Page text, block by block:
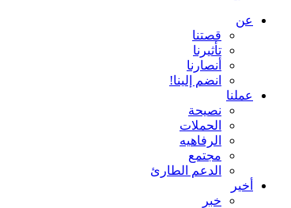
عن
قصتنا
تأثيرنا
أنصارنا
انضم إلينا!
عملنا
نصيحة
الحملات
الرفاهيه
مجتمع
الدعم الطارئ
أخير
خبر